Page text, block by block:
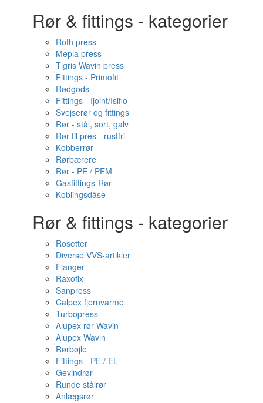
Rør & fittings - kategorier
Roth press
Mepla press
Tigris Wavin press
Fittings - Primofit
Rødgods
Fittings - Ijoint/Isiflo
Svejserør og fittings
Rør - stål, sort, galv
Rør til pres - rustfri
Kobberrør
Rørbærere
Rør - PE / PEM
Gasfittings-Rør
Koblingsdåse
Rør & fittings - kategorier
Rosetter
Diverse VVS-artikler
Flanger
Raxofix
Sanpress
Calpex fjernvarme
Turbopress
Alupex rør Wavin
Alupex Wavin
Rørbøjle
Fittings - PE / EL
Gevindrør
Runde stålrør
Anlægsrør